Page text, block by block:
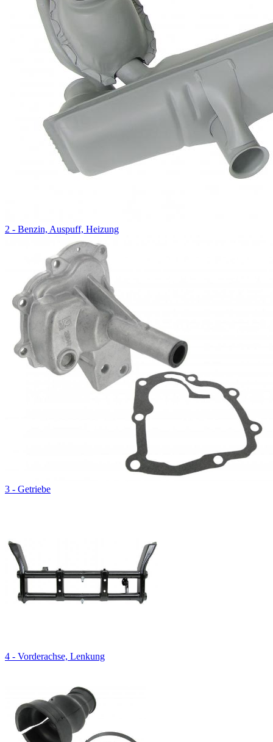
2 - Benzin, Auspuff, Heizung
3 - Getriebe
4 - Vorderachse, Lenkung